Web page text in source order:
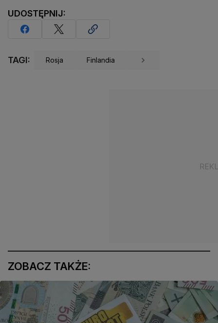
UDOSTĘPNIJ:
TAGI: Rosja Finlandia
ZOBACZ TAKŻE: